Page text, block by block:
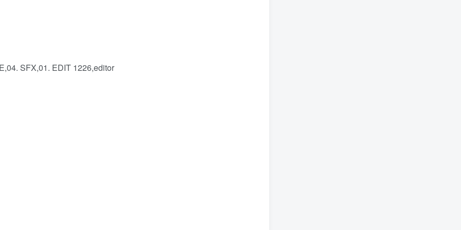
SFX,01. EDIT 1226,editor